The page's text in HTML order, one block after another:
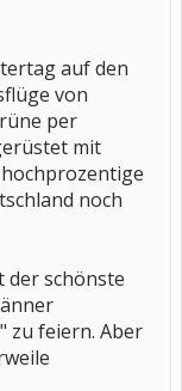
auf den
von
per
mit
noch
der schönste
zu feiern. Aber